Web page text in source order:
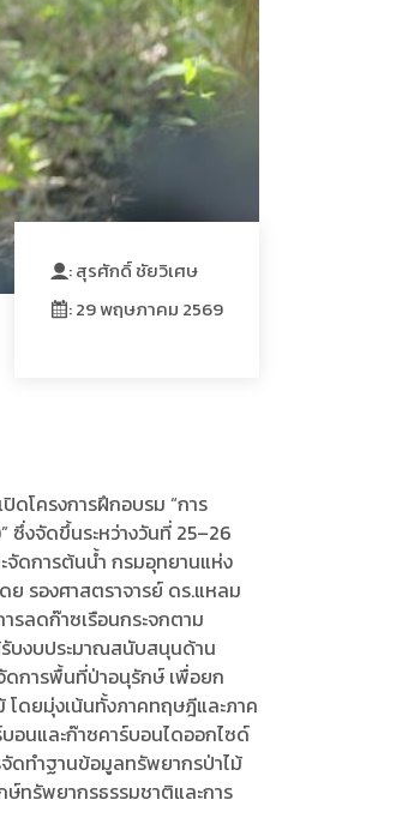
: สุรศักดิ์ ชัยวิเศษ
: 29 พฤษภาคม 2569
ดโครงการฝึกอบรม “การ
ซึ่งจัดขึ้นระหว่างวันที่ 25–26
จัดการต้นน้ำ กรมอุทยานแห่ง
ย รองศาสตราจารย์ ดร.แหลม
รลดก๊าซเรือนกระจกตาม
รับงบประมาณสนับสนุนด้าน
ดการพื้นที่ป่าอนุรักษ์ เพื่อยก
โดยมุ่งเน้นทั้งภาคทฤษฎีและภาค
นและก๊าซคาร์บอนไดออกไซด์
จัดทำฐานข้อมูลทรัพยากรป่าไม้
ทรัพยากรธรรมชาติและการ